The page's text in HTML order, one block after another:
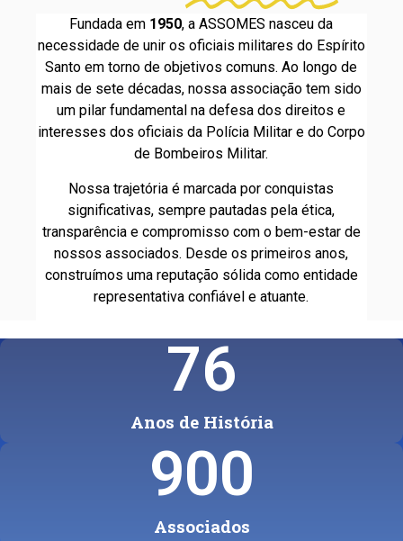
Fundada em 1950, a ASSOMES nasceu da
necessidade de unir os oficiais militares do Espírito
Santo em torno de objetivos comuns. Ao longo de
mais de sete décadas, nossa associação tem sido
um pilar fundamental na defesa dos direitos e
interesses dos oficiais da Polícia Militar e do Corpo
de Bombeiros Militar.
Nossa trajetória é marcada por conquistas
significativas, sempre pautadas pela ética,
transparência e compromisso com o bem-estar de
nossos associados. Desde os primeiros anos,
construímos uma reputação sólida como entidade
representativa confiável e atuante.
Anos de História
76
Associados
900